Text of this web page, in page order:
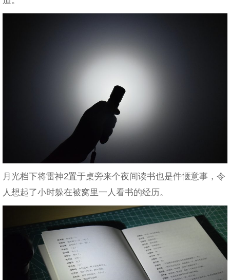
月光档下将雷神2置于桌旁来个夜间读书也是件惬意事，令
人想起了小时躲在被窝里一人看书的经历。